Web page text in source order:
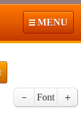
MENU
－ Font ＋